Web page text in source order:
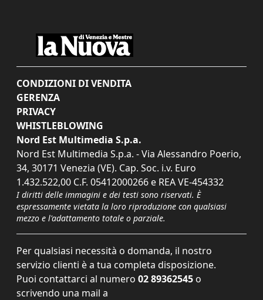
CONDIZIONI DI VENDITA
GERENZA
PRIVACY
WHISTLEBLOWING
Nord Est Multimedia S.p.a.
Nord Est Multimedia S.p.a. - Via Alessandro Poerio,
34, 30171 Venezia (VE). Cap. Soc. i.v. Euro
1.432.522,00 C.F. 05412000266 e REA VE-454332
I diritti delle immagini e dei testi sono riservati. È
espressamente vietata la loro riproduzione con qualsiasi
mezzo e l'adattamento totale o parziale.
Per qualsiasi necessità o domanda, il nostro
servizio clienti è a tua completa disposizione.
Puoi contattarci al numero 02 89362545 o
scrivendo una mail a